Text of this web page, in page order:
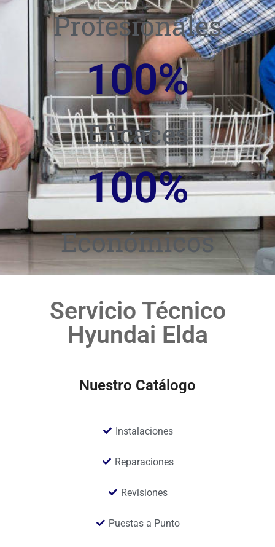
Profesionales
Eficaces
100%
Económicos
100%
Servicio Técnico
Hyundai Elda
Nuestro Catálogo
Instalaciones
Reparaciones
Revisiones
Puestas a Punto